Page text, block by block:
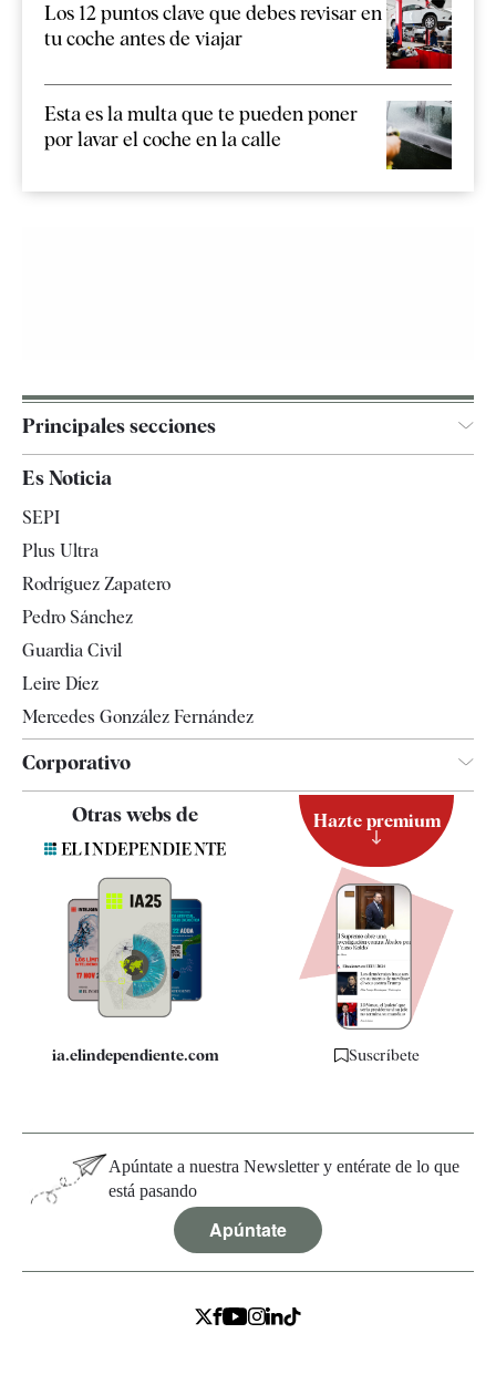
Los 12 puntos clave que debes revisar en
tu coche antes de viajar
Esta es la multa que te pueden poner
por lavar el coche en la calle
Principales secciones
Televisión
Es Noticia
SEPI
Plus Ultra
Rodríguez Zapatero
Pedro Sánchez
Guardia Civil
Leire Díez
Mercedes González Fernández
Corporativo
Quiénes somos
Especificaciones
Otras webs de
ia.elindependiente.com
Hazte premium
Suscríbete
Apúntate a nuestra Newsletter y entérate de lo que
está pasando
Apúntate